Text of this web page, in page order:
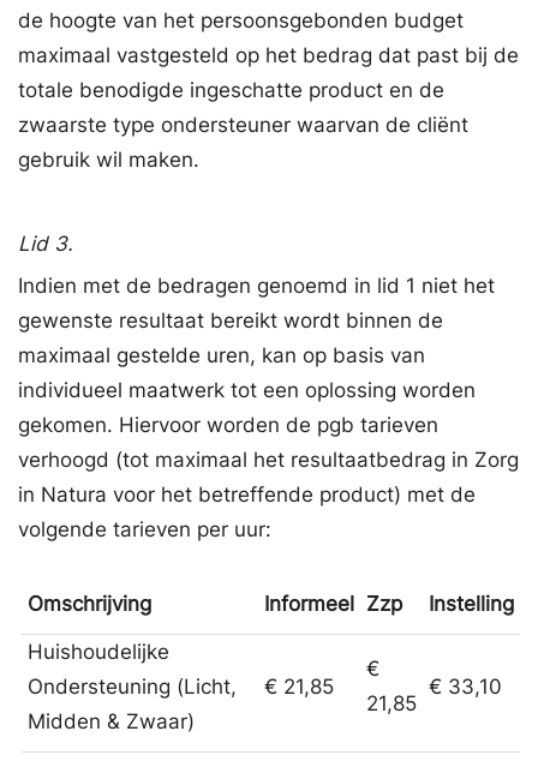
de hoogte van het persoonsgebonden budget
maximaal vastgesteld op het bedrag dat past bij de
totale benodigde ingeschatte product en de
zwaarste type ondersteuner waarvan de cliënt
gebruik wil maken.
Lid 3.
Indien met de bedragen genoemd in lid 1 niet het
gewenste resultaat bereikt wordt binnen de
maximaal gestelde uren, kan op basis van
individueel maatwerk tot een oplossing worden
gekomen. Hiervoor worden de pgb tarieven
verhoogd (tot maximaal het resultaatbedrag in Zorg
in Natura voor het betreffende product) met de
volgende tarieven per uur:
Omschrijving Informeel Zzp
Instelling
Huishoudelijke
Ondersteuning (Licht,
Midden & Zwaar)
€ 21,85
€
21,85
€ 33,10